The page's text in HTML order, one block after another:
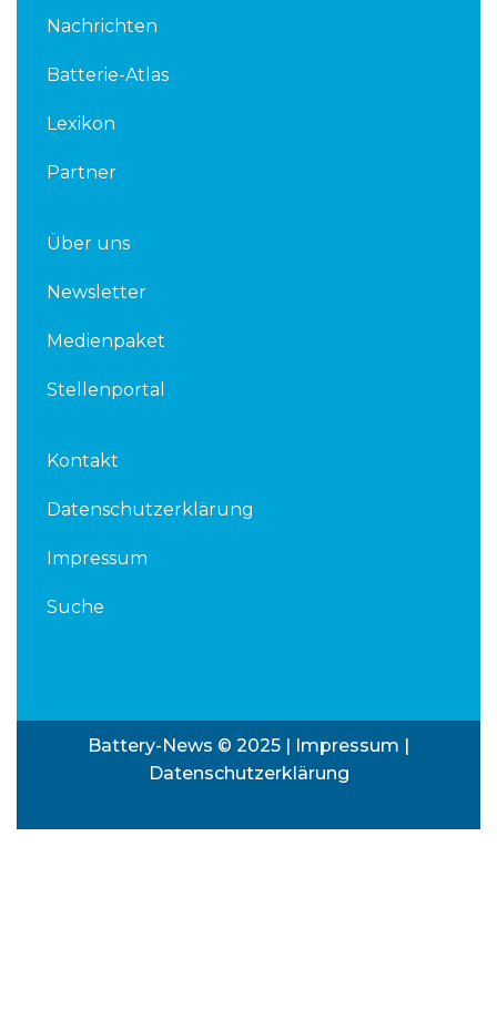
Nachrichten
Batterie-Atlas
Lexikon
Partner
Über uns
Newsletter
Medienpaket
Stellenportal
Kontakt
Datenschutzerklärung
Impressum
Suche
Battery-News © 2025 | Impressum |
Datenschutzerklärung